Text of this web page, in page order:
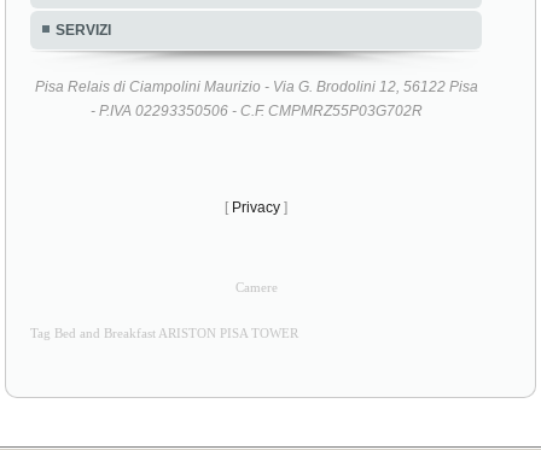
SERVIZI
Pisa Relais di Ciampolini Maurizio - Via G. Brodolini 12, 56122 Pisa
- P.IVA 02293350506 - C.F. CMPMRZ55P03G702R
[ Privacy ]
Camere
Tag Bed and Breakfast ARISTON PISA TOWER